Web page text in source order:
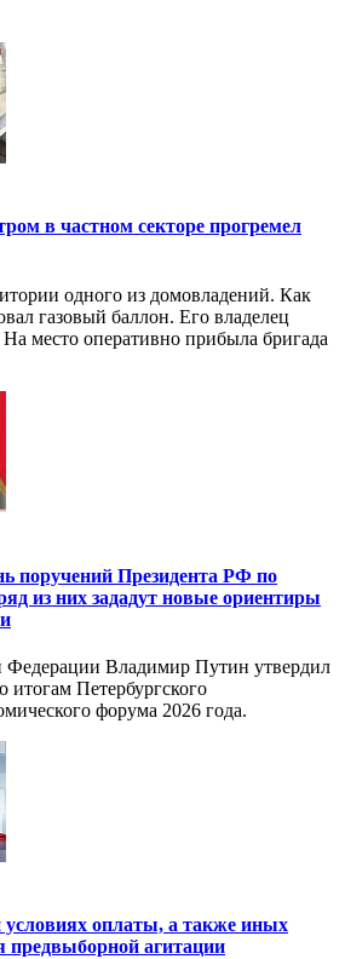
в частном секторе прогремел
одного из домовладений. Как
газовый баллон. Его владелец
место оперативно прибыла бригада
поручений Президента РФ по
из них зададут новые ориентиры
Федерации Владимир Путин утвердил
итогам Петербургского
форума 2026 года.
условиях оплаты, а также иных
предвыборной агитации